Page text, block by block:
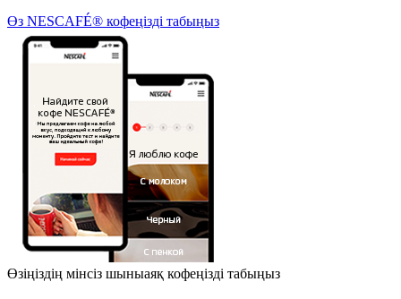
Өз NESCAFÉ® кофеңізді табыңыз
Өзіңіздің мінсіз шыныаяқ кофеңізді табыңыз